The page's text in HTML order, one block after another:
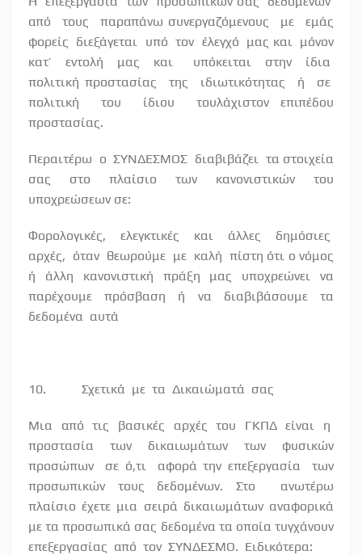
από
τους παραπάνω συνεργαζόμενους με
εμάς
φορείς διεξάγεται υπό τον έλεγχό μας και μόνον
κατ’
εντολή μας και υπόκειται στην
ίδια
πολιτική προστασίας
της ιδιωτικότητας ή
σε
πολιτική
του ίδιου
τουλάχιστον επιπέδου
προστασίας.
Περαιτέρω ο ΣΥΝΔΕΣΜΟΣ διαβιβάζει τα στοιχεία
σας στο πλαίσιο των κανονιστικών του
υποχρεώσεων σε:
Φορολογικές, ελεγκτικές και άλλες
δημόσιες
αρχές, όταν θεωρούμε με καλή πίστη ότι ο νόμος
ή άλλη κανονιστική πράξη μας υποχρεώνει να
παρέχουμε πρόσβαση ή να διαβιβάσουμε τα
δεδομένα αυτά
10. Σχετικά με τα Δικαιώματά σας
Μια από τις βασικές αρχές του ΓΚΠΔ είναι
η
προστασία
των δικαιωμάτων των
φυσικών
προσώπων
σε ό,τι αφορά την επεξεργασία
των
προσωπικών τους δεδομένων. Στο
ανωτέρω
πλαίσιο έχετε μια σειρά δικαιωμάτων αναφορικά
με τα προσωπικά σας δεδομένα τα οποία τυγχάνουν
επεξεργασίας από τον ΣΥΝΔΕΣΜΟ. Ειδικότερα: